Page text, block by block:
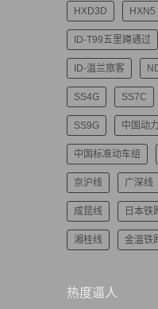
HXD3D HXN5
ID-T99五里蹲通过
ID-温兰旅客
SS4G SS7C
SS9G 中国动
中国标准动车组
京沪线 广深线
成昆线 日本铁
湘桂线 金温铁
热度逼人